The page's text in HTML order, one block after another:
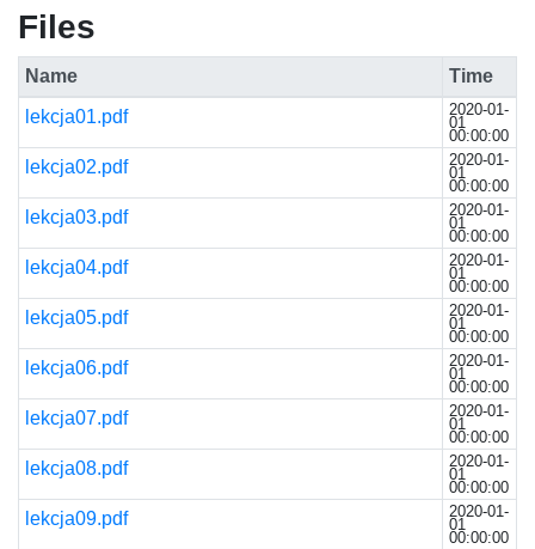
Files
Name
Time
lekcja01.pdf
2020-01-
01
00:00:00
lekcja02.pdf 2020-01-
01
00:00:00
lekcja03.pdf 2020-01-
01
00:00:00
lekcja04.pdf 2020-01-
01
00:00:00
lekcja05.pdf 2020-01-
01
00:00:00
lekcja06.pdf 2020-01-
01
00:00:00
lekcja07.pdf 2020-01-
01
00:00:00
lekcja08.pdf 2020-01-
01
00:00:00
lekcja09.pdf 2020-01-
01
00:00:00